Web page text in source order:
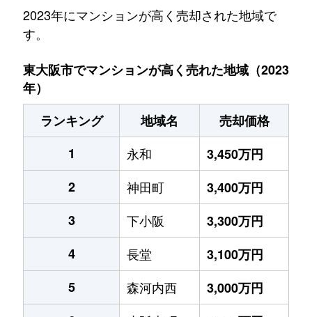
2023年にマンションが高く売却された地域で
す。
東大阪市でマンションが高く売れた地域（2023
年）
ランキング
地域名
売却価格
1
永和
3,450万円
2
神田町
3,400万円
3
下小阪
3,300万円
4
長堂
3,100万円
5
森河内西
3,000万円